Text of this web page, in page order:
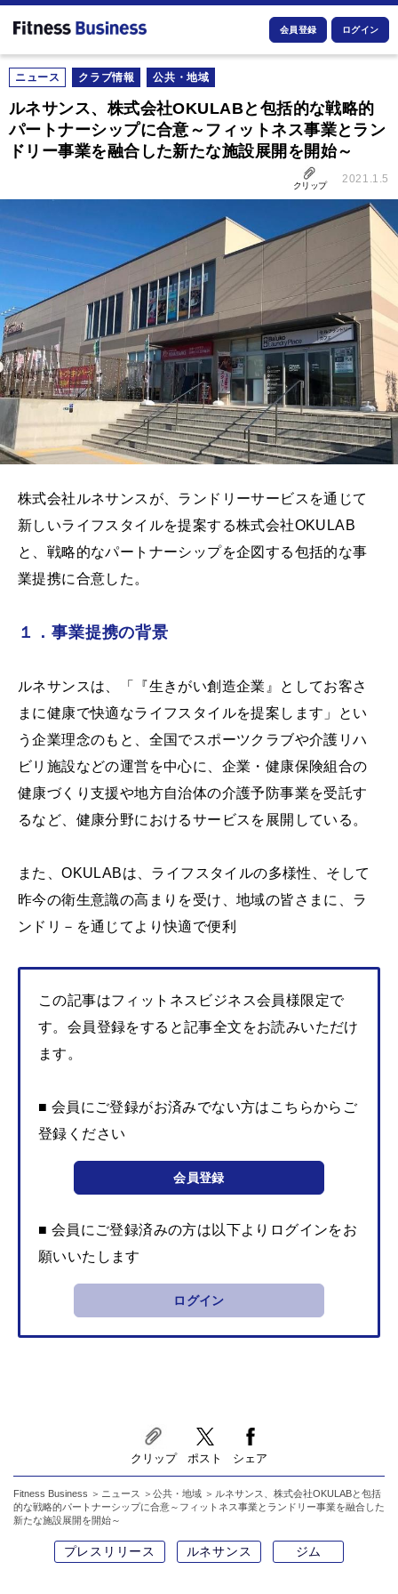
会員登録 ログイン
ニュース クラブ情報 公共・地域
ルネサンス、株式会社OKULABと包括的な戦略的
パートナーシップに合意～フィットネス事業とラン
ドリー事業を融合した新たな施設展開を開始～
クリップ
2021.1.5
株式会社ルネサンスが、ランドリーサービスを通じて
新しいライフスタイルを提案する株式会社OKULAB
と、戦略的なパートナーシップを企図する包括的な事
業提携に合意した。
１．事業提携の背景
ルネサンスは、「『生きがい創造企業』としてお客さ
まに健康で快適なライフスタイルを提案します」とい
う企業理念のもと、全国でスポーツクラブや介護リハ
ビリ施設などの運営を中心に、企業・健康保険組合の
健康づくり支援や地方自治体の介護予防事業を受託す
るなど、健康分野におけるサービスを展開している。
また、OKULABは、ライフスタイルの多様性、そして
昨今の衛生意識の高まりを受け、地域の皆さまに、ラ
ンドリ－を通じてより快適で便利
この記事はフィットネスビジネス会員様限定で
す。会員登録をすると記事全文をお読みいただけ
ます。
■ 会員にご登録がお済みでない方はこちらからご
登録ください
会員登録
■ 会員にご登録済みの方は以下よりログインをお
願いいたします
ログイン
クリップ ポスト シェア
Fitness Business ニュース 公共・地域
ルネサンス、株式会社OKULABと包括
的な戦略的パートナーシップに合意～フィットネス事業とランドリー事業を融合した
新たな施設展開を開始～
プレスリリース ルネサンス ジム